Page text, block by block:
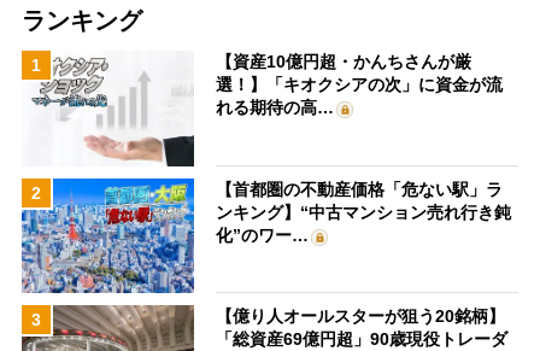
ランキング
1
【資産10億円超・かんちさんが厳
選！】「キオクシアの次」に資金が流
れる期待の高…
2
【首都圏の不動産価格「危ない駅」ラ
ンキング】“中古マンション売れ行き鈍
化”のワー…
3
【億り人オールスターが狙う20銘柄】
「総資産69億円超」90歳現役トレーダ